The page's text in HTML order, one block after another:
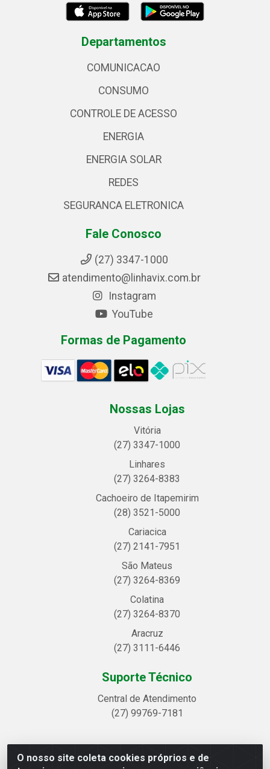
O nosso site coleta cookies próprios e de
Departamentos
COMUNICACAO
CONSUMO
CONTROLE DE ACESSO
ENERGIA
ENERGIA SOLAR
REDES
SEGURANCA ELETRONICA
Fale Conosco
(27) 3347-1000
atendimento@linhavix.com.br
Instagram
YouTube
Formas de Pagamento
Nossas Lojas
Vitória
(27) 3347-1000
Linhares
(27) 3264-8383
Cachoeiro de Itapemirim
(28) 3521-5000
Cariacica
(27) 2141-7951
São Mateus
(27) 3264-8369
Colatina
(27) 3264-8370
Aracruz
(27) 3111-6446
Suporte Técnico
Central de Atendimento
(27) 99769-7181
Linhavix Distribuidora LTDA - Avenida Alegre, 2521 -